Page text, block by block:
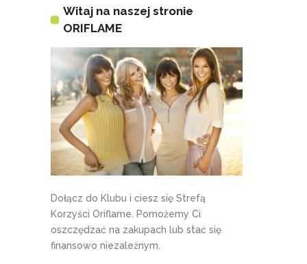
Witaj na naszej stronie
ORIFLAME
Dołącz do Klubu i ciesz się Strefą
Korzyści Oriflame. Pomożemy Ci
oszczędzać na zakupach lub stać się
finansowo niezależnym.